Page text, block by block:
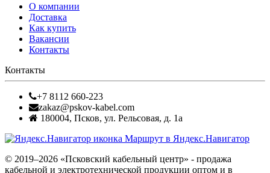
О компании
Доставка
Как купить
Вакансии
Контакты
Контакты
+7 8112 660-223
zakaz@pskov-kabel.com
180004, Псков, ул. Рельсовая, д. 1а
Маршрут в Яндекс.Навигатор
© 2019–2026 «Псковский кабельный центр» - продажа
кабельной и электротехнической продукции оптом и в